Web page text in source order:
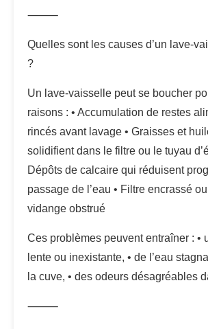
⸻
Quelles sont les causes d’un lave-
?
Un lave-vaisselle peut se boucher
raisons : • Accumulation de restes
rincés avant lavage • Graisses et
solidifient dans le filtre ou le tuyau
Dépôts de calcaire qui réduisent
passage de l’eau • Filtre encrassé
vidange obstrué
Ces problèmes peuvent entraîner : •
lente ou inexistante, • de l’eau
la cuve, • des odeurs désagréables
⸻